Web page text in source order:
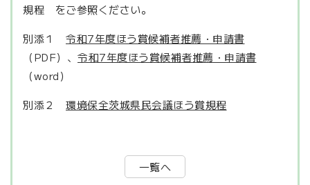
規程 をご参照ください。
別添１ 令和7年度ほう賞候補者推薦・申請書
（PDF）、 令和7年度ほう賞候補者推薦・申請書
（word）
別添２ 環境保全茨城県民会議ほう賞規程
一覧へ